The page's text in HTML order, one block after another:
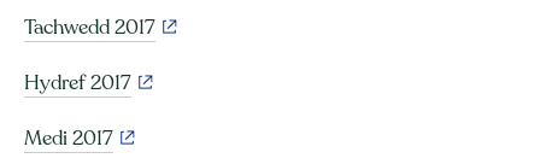
Tachwedd 2017
Hydref 2017
Medi 2017